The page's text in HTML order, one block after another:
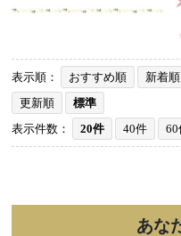
表示順： おすすめ順 新着順
更新順
標準
表示件数：
20件 40件 60
あな